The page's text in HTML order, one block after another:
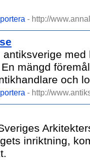
- http://
antiksverige
mängd
och
- http://
inriktning,